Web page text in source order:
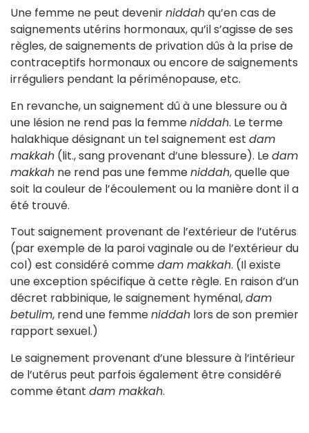
Une femme ne peut devenirniddahqu’en cas de
saignements utérins hormonaux, qu’il s’agisse de ses
règles, de saignements de privation dûs à la prise de
contraceptifs hormonaux ou encore de saignements
irréguliers pendant la périménopause, etc.
En revanche, un saignement dû à une blessure ou à
une lésion ne rend pas la femmeniddah. Le terme
halakhique désignant un tel saignement est dam
makkah (lit., sang provenant d’une blessure). Ledam
makkah ne rend pas une femmeniddah, quelle que
soit la couleur de l’écoulement ou la manière dont il a
été trouvé.
Tout saignement provenant de l’extérieur de l’utérus
(par exemple de la paroi vaginale ou de l’extérieur du
col) est considéré commedam makkah. (Il existe
une exception spécifique à cette règle. En raison d’un
décret rabbinique, le saignement hyménal,dam
betulim, rend une femmeniddah lors de son premier
rapport sexuel.)
Le saignement provenant d’une blessure à l’intérieur
de l’utérus peut parfois également être considéré
comme étant dam makkah.